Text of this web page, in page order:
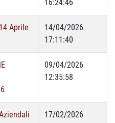
16:24:46
Aprile
14/04/2026
17:11:40
09/04/2026
12:35:58
17/02/2026